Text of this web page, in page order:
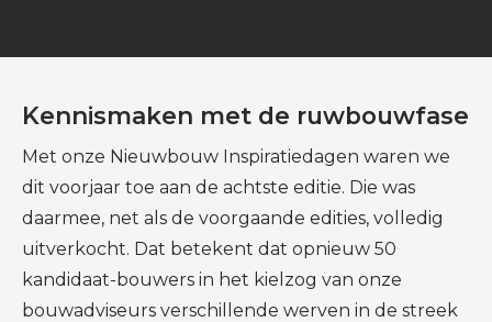
Kennismaken met de ruwbouwfase
Met onze Nieuwbouw Inspiratiedagen waren we
dit voorjaar toe aan de achtste editie. Die was
daarmee, net als de voorgaande edities, volledig
uitverkocht. Dat betekent dat opnieuw 50
kandidaat-bouwers in het kielzog van onze
bouwadviseurs verschillende werven in de streek